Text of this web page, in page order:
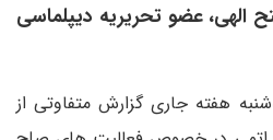
الهی، عضو تحریریه دیپلماسی
هفته جاری گزارش متفاوتی از